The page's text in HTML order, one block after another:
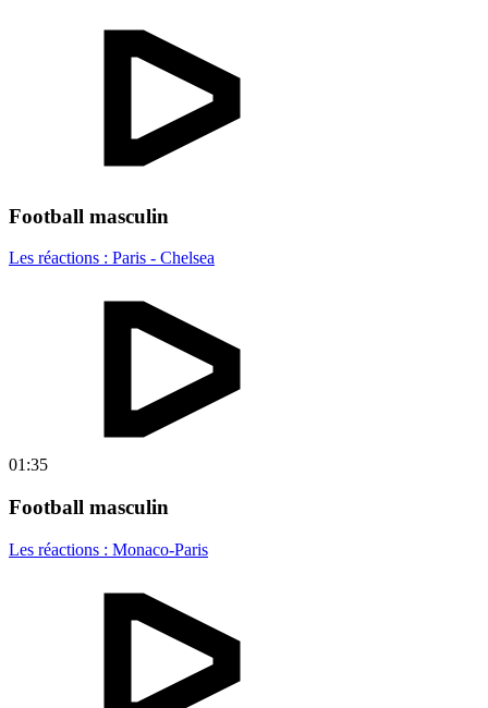
Football masculin
Les réactions : Paris - Chelsea
01:35
Football masculin
Les réactions : Monaco-Paris